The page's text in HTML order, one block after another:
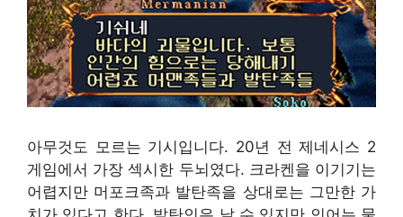
아무것도 모르는 기시입니다. 20년 전 제네시스 2
게임에서 가장 섹시한 두뇌였다. 크라켄을 이기기는
어렵지만 머포크족과 발탄족을 상대로는 그만한 가